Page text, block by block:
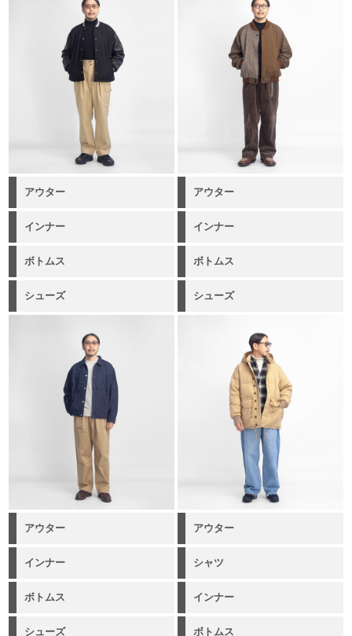
アウター アウター
インナー インナー
ボトムス ボトムス
シューズ シューズ
アウター アウター
インナー シャツ
ボトムス インナー
シューズ ボトムス